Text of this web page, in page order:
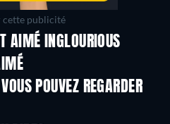
cette publicité
AIMÉ INGLOURIOUS
POUVEZ REGARDER